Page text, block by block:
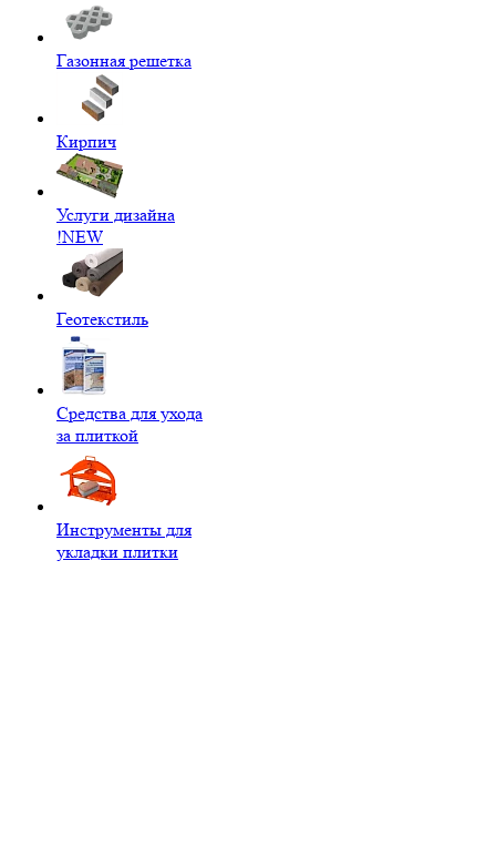
Газонная решетка
Кирпич
Услуги дизайна
!NEW
Геотекстиль
Средства для ухода
за плиткой
Инструменты для
укладки плитки